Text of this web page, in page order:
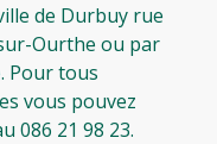
de Durbuy rue
Ourthe ou par
. Pour tous
vous pouvez
086 21 98 23.